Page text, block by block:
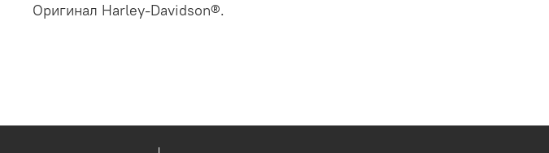
Оригинал Harley-Davidson®.